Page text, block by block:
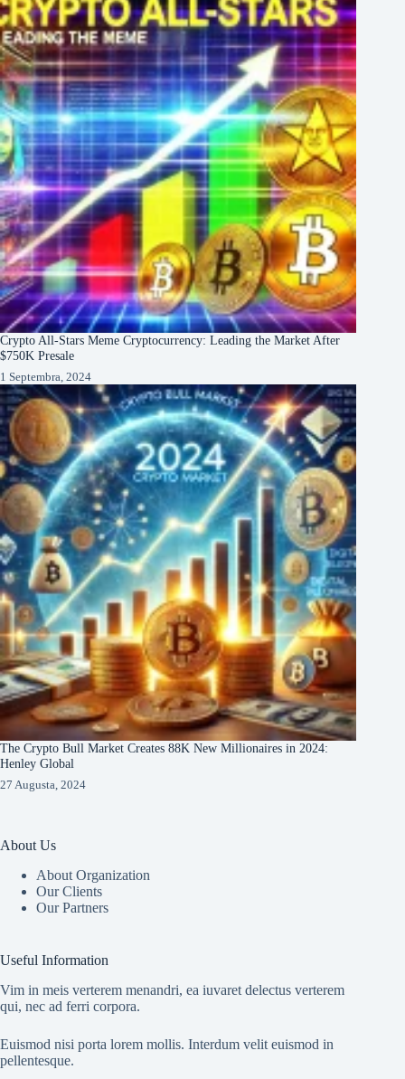
Crypto All-Stars Meme Cryptocurrency: Leading the Market After
$750K Presale
1 Septembra, 2024
The Crypto Bull Market Creates 88K New Millionaires in 2024:
Henley Global
27 Augusta, 2024
About Us
About Organization
Our Clients
Our Partners
Useful Information
Vim in meis verterem menandri, ea iuvaret delectus verterem
qui, nec ad ferri corpora.
Euismod nisi porta lorem mollis. Interdum velit euismod in
pellentesque.